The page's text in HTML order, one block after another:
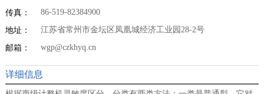
传真： 86-519-82384900
地址： 江苏省常州市金坛区凤凰城经济工业园28-2号
邮箱： wgp@czkhyq.cn
详细信息